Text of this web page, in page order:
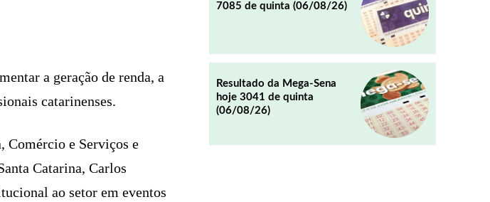
a geração de renda, a
catarinenses.
Comércio e Serviços e
Catarina, Carlos
ao setor em eventos
7085 de quinta (06/08/26)
Resultado da Mega-Sena
hoje 3041 de quinta
(06/08/26)